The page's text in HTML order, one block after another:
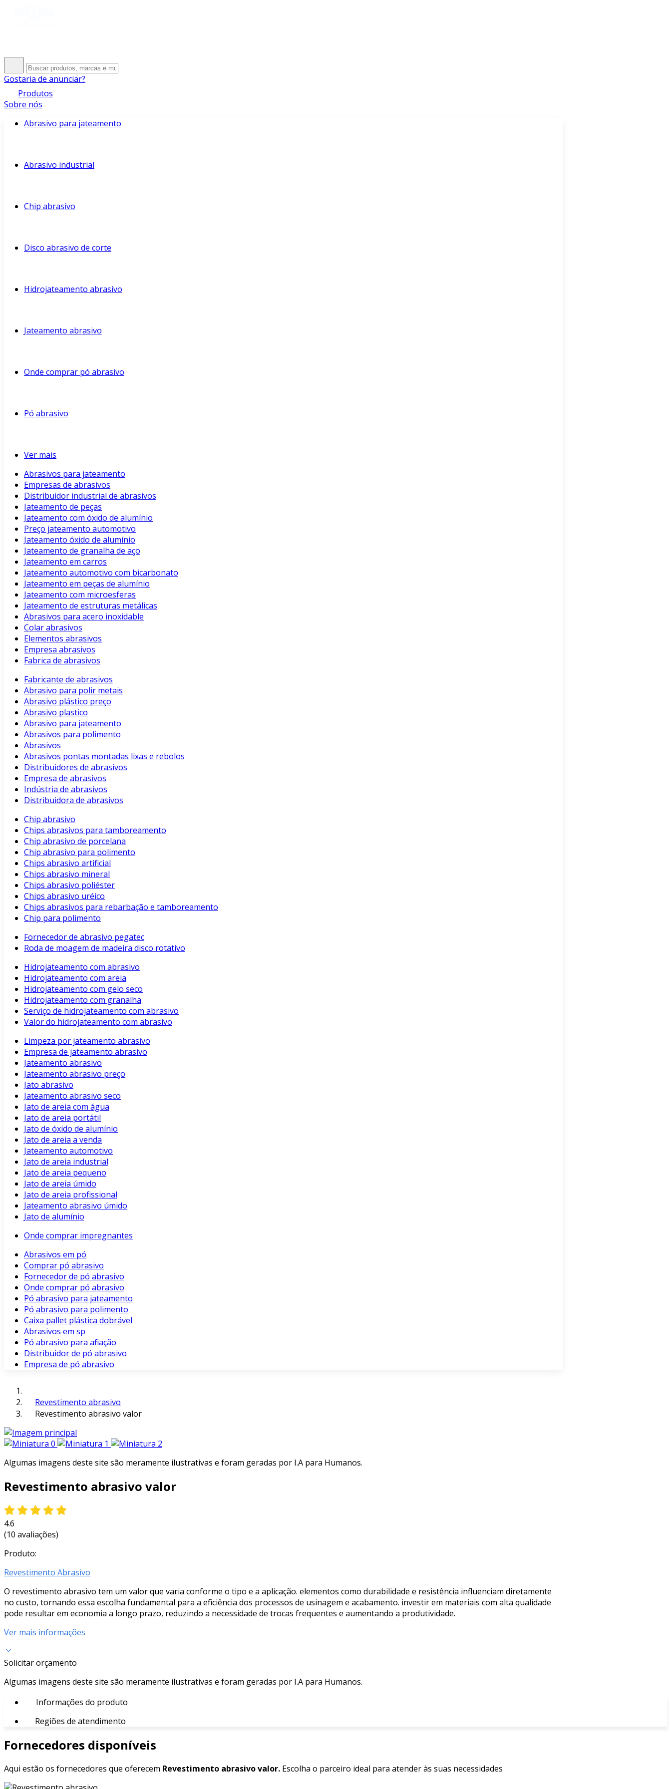
Gostaria de anunciar?
Produtos
Sobre nós
Abrasivo para jateamento
Abrasivo industrial
Chip abrasivo
Disco abrasivo de corte
Hidrojateamento abrasivo
Jateamento abrasivo
Onde comprar pó abrasivo
Pó abrasivo
Ver mais
Abrasivos para jateamento
Empresas de abrasivos
Distribuidor industrial de abrasivos
Jateamento de peças
Jateamento com óxido de alumínio
Preço jateamento automotivo
Jateamento óxido de alumínio
Jateamento de granalha de aço
Jateamento em carros
Jateamento automotivo com bicarbonato
Jateamento em peças de alumínio
Jateamento com microesferas
Jateamento de estruturas metálicas
Abrasivos para acero inoxidable
Colar abrasivos
Elementos abrasivos
Empresa abrasivos
Fabrica de abrasivos
Fabricante de abrasivos
Abrasivo para polir metais
Abrasivo plástico preço
Abrasivo plastico
Abrasivo para jateamento
Abrasivos para polimento
Abrasivos
Abrasivos pontas montadas lixas e rebolos
Distribuidores de abrasivos
Empresa de abrasivos
Indústria de abrasivos
Distribuidora de abrasivos
Chip abrasivo
Chips abrasivos para tamboreamento
Chip abrasivo de porcelana
Chip abrasivo para polimento
Chips abrasivo artificial
Chips abrasivo mineral
Chips abrasivo poliéster
Chips abrasivo uréico
Chips abrasivos para rebarbação e tamboreamento
Chip para polimento
Fornecedor de abrasivo pegatec
Roda de moagem de madeira disco rotativo
Hidrojateamento com abrasivo
Hidrojateamento com areia
Hidrojateamento com gelo seco
Hidrojateamento com granalha
Serviço de hidrojateamento com abrasivo
Valor do hidrojateamento com abrasivo
Limpeza por jateamento abrasivo
Empresa de jateamento abrasivo
Jateamento abrasivo
Jateamento abrasivo preço
Jato abrasivo
Jateamento abrasivo seco
Jato de areia com água
Jato de areia portátil
Jato de óxido de alumínio
Jato de areia a venda
Jateamento automotivo
Jato de areia industrial
Jato de areia pequeno
Jato de areia úmido
Jato de areia profissional
Jateamento abrasivo úmido
Jato de alumínio
Onde comprar impregnantes
Abrasivos em pó
Comprar pó abrasivo
Fornecedor de pó abrasivo
Onde comprar pó abrasivo
Pó abrasivo para jateamento
Pó abrasivo para polimento
Caixa pallet plástica dobrável
Abrasivos em sp
Pó abrasivo para afiação
Distribuidor de pó abrasivo
Empresa de pó abrasivo
Revestimento abrasivo
Revestimento abrasivo valor
Algumas imagens deste site são meramente ilustrativas e foram geradas por I.A para Humanos.
Revestimento abrasivo valor
4.6
(10 avaliações)
Produto:
Revestimento Abrasivo
O revestimento abrasivo tem um valor que varia conforme o tipo e a aplicação. elementos como durabilidade e resistência influenciam diretamente
no custo, tornando essa escolha fundamental para a eficiência dos processos de usinagem e acabamento. investir em materiais com alta qualidade
pode resultar em economia a longo prazo, reduzindo a necessidade de trocas frequentes e aumentando a produtividade.
Ver mais informações
Solicitar orçamento
Algumas imagens deste site são meramente ilustrativas e foram geradas por I.A para Humanos.
Informações do produto
Regiões de atendimento
Fornecedores disponíveis
Aqui estão os fornecedores que oferecem Revestimento abrasivo valor. Escolha o parceiro ideal para atender às suas necessidades